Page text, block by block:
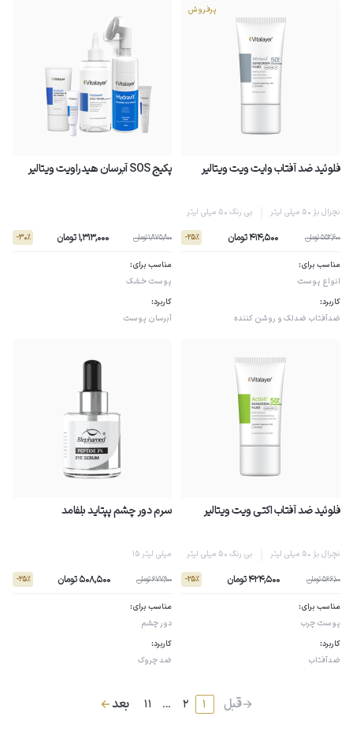
فلوئید ضد آفتاب وایت ویت ویتالیر
نچرال بژ 50 میلی لیتر بی رنگ 50 میلی لیتر
552,600 تومان 414,500 تومان - 25٪
مناسب برای:
انواع پوست
کاربرد:
ضدآفتاب ضدلک و روشن کننده
پرفروش
پکیج SOS آبرسان هیدراویت ویتالیر
1,875,800 تومان 1,313,000 تومان - 30٪
مناسب برای:
پوست خشک
کاربرد:
آبرسان پوست
فلوئید ضد آفتاب اکتی ویت ویتالیر
نچرال بژ 50 میلی لیتر بی رنگ 50 میلی لیتر
566,100 تومان 424,500 تومان - 25٪
مناسب برای:
پوست چرب
کاربرد:
ضدآفتاب
سرم دور چشم پپتاید بلفامد
15 میلی لیتر
677,900 تومان 508,500 تومان - 25٪
مناسب برای:
دور چشم
کاربرد:
ضد چروک
قبل 1
2
...
11 بعد